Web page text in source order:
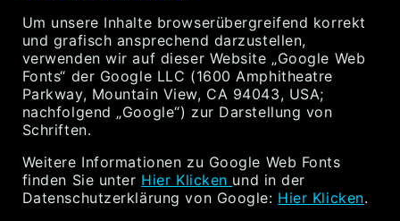
Um unsere Inhalte browserübergreifend korrekt
und grafisch ansprechend darzustellen,
verwenden wir auf dieser Website „Google Web
Fonts“ der Google LLC (1600 Amphitheatre
Parkway, Mountain View, CA 94043, USA;
nachfolgend „Google“) zur Darstellung von
Schriften.
Weitere Informationen zu Google Web Fonts
finden Sie unter Hier Klicken und in der
Datenschutzerklärung von Google: Hier Klicken.